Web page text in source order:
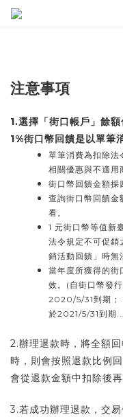
注意事項
1.選擇「街口帳戶」餘
1%街口幣回饋是以單筆
單筆消費為扣除法
相關優惠與不適用
街口幣回饋金額採
查詢街口幣回饋金
看。
1 元街口幣等值新
法令規定不可促銷
銷活動回饋」時無
當年度所獲得的街
效。(自街口幣發
2020/5/31到期；
於2021/5/31到期
2.辦理退款時，將全額
時，則會按照退款比例
會從退款金額中扣除後
3.若成功辦理退款，交